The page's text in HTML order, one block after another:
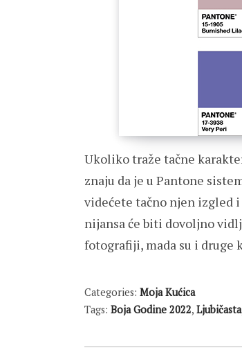
Ukoliko traže tačne
znaju da je u Pantone
videćete tačno njen izgled i
nijansa će biti dovoljno
fotografiji, mada su i
Categories: Moja Kućica
Tags: Boja Godine 2022, Ljubičasta